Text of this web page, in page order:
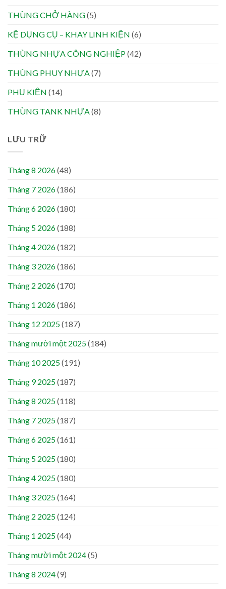
THÙNG CHỞ HÀNG(5)
KỆ DỤNG CỤ – KHAY LINH KIỆN (6)
THÙNG NHỰA CÔNG NGHIỆP(42)
THÙNG PHUY NHỰA(7)
PHỤ KIỆN (14)
THÙNG TANK NHỰA(8)
LƯU TRỮ
Tháng 8 2026(48)
Tháng 7 2026(186)
Tháng 6 2026(180)
Tháng 5 2026(188)
Tháng 4 2026(182)
Tháng 3 2026(186)
Tháng 2 2026(170)
Tháng 1 2026(186)
Tháng 12 2025(187)
Tháng mười một 2025(184)
Tháng 10 2025(191)
Tháng 9 2025(187)
Tháng 8 2025(118)
Tháng 7 2025(187)
Tháng 6 2025(161)
Tháng 5 2025(180)
Tháng 4 2025(180)
Tháng 3 2025(164)
Tháng 2 2025(124)
Tháng 1 2025(44)
Tháng mười một 2024(5)
Tháng 8 2024(9)